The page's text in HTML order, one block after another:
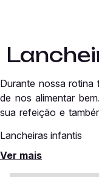
Durante nossa
de nos alimentar
sua refeição e
seu alimento ficará
apenas para
crianças. Quando
Lancheiras infantis
As lancheiras infantis
de transportar.
Ver mais